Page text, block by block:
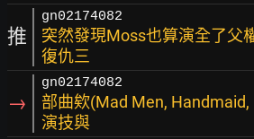
推
gn02174082
突然發現Moss也算演全了父
復仇三
→
gn02174082
部曲欸(Mad Men,
演技與